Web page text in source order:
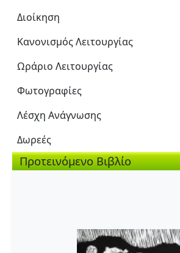
Διοίκηση
Κανονισμός Λειτουργίας
Ωράριο Λειτουργίας
Φωτογραφίες
Λέσχη Ανάγνωσης
Δωρεές
Προτεινόμενο Βιβλίο